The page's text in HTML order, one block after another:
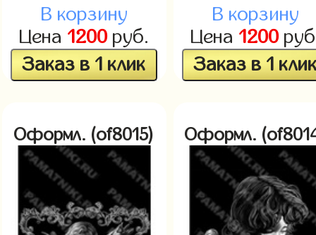
В корзину
Цена 1200руб.
Заказ в 1 клик
В корзину
Цена 1200
Заказ в 1
Оформл. (of8015) Оформл.